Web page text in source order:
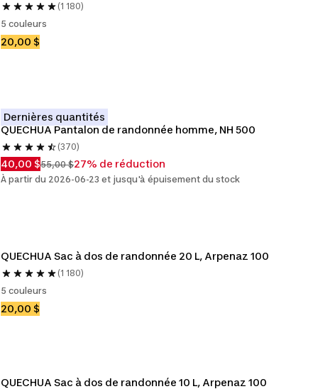
(1 180)
5 couleurs
20,00 $
Dernières quantités
QUECHUA Pantalon de randonnée homme, NH 500
(370)
40,00 $55,00 $27% de réduction
À partir du 2026-06-23 et jusqu'à épuisement du stock
QUECHUA Sac à dos de randonnée 20 L, Arpenaz 100
(1 180)
5 couleurs
20,00 $
QUECHUA Sac à dos de randonnée 10 L, Arpenaz 100